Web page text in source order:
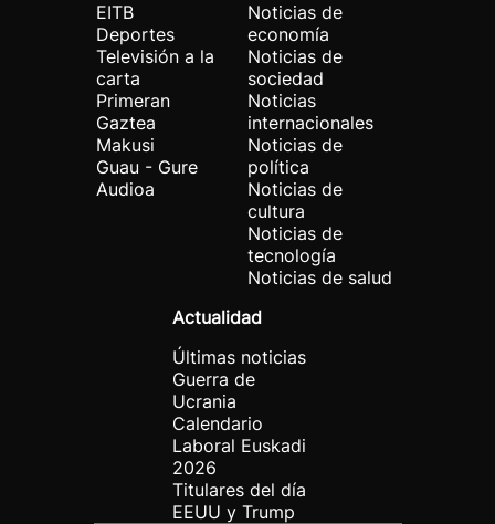
EITB
Deportes
Televisión a la
carta
Primeran
Gaztea
Makusi
Guau - Gure
Audioa
Noticias de
economía
Noticias de
sociedad
Noticias
internacionales
Noticias de
política
Noticias de
cultura
Noticias de
tecnología
Noticias de salud
Actualidad
Últimas noticias
Guerra de
Ucrania
Calendario
Laboral Euskadi
2026
Titulares del día
EEUU y Trump